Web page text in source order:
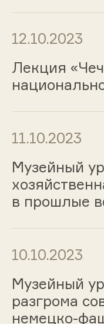
12.10.2023
Лекция
11.10.2023
Музейный
в прошлые
10.10.2023
Музейный
разгрома
немецко-